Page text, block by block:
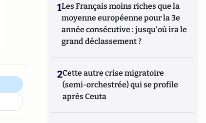
1Les Français moins riches que la
moyenne européenne pour la 3e
année consécutive : jusqu'où ira le
grand déclassement ?
2Cette autre crise migratoire
(semi-orchestrée) qui se profile
après Ceuta